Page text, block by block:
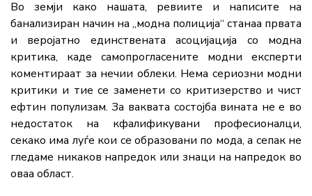
Во земји како нашата, ревиите и написите на
банализиран начин на „модна полиција“ станаа првата
и веројатно единствената асоцијација со модна
критика, каде самопрогласените модни експерти
коментираат за нечии облеки. Нема сериозни модни
критики и тие се заменети со критизерство и чист
ефтин популизам. За ваквата состојба вината не е во
недостаток на кфалификувани професионалци,
секако има луѓе кои се образовани по мода, а сепак не
гледаме никаков напредок или знаци на напредок во
оваа област.